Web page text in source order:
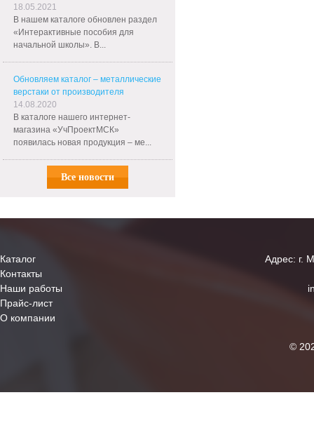
18.05.2021
В нашем каталоге обновлен раздел
«Интерактивные пособия для
начальной школы». В...
Обновляем каталог – металлические
верстаки от производителя
14.08.2020
В каталоге нашего интернет-
магазина «УчПроектМСК»
появилась новая продукция – ме...
Все новости
Каталог
Контакты
Наши работы
Прайс-лист
О компании
Адрес: г.
©